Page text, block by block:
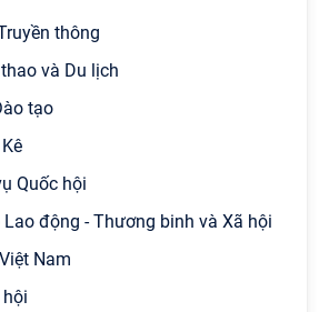
thông
và Du lịch
tạo
Quốc hội
Lao động - Thương binh và Xã hội
Nam